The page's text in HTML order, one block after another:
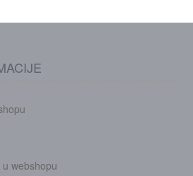
webshopu